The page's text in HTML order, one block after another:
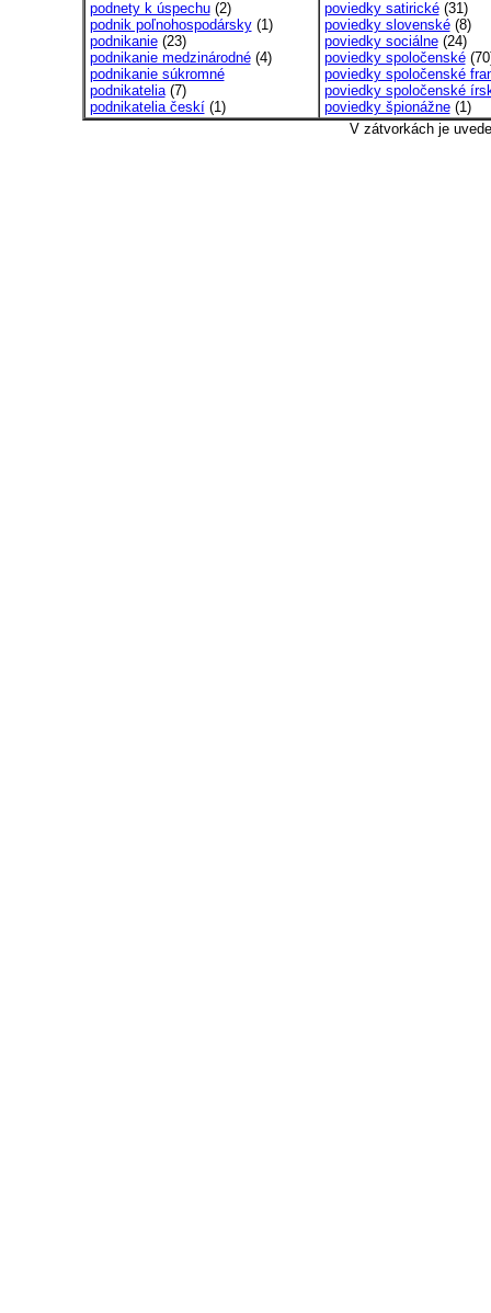
podnety k úspechu(2)
podnik poľnohospodársky(1)
podnikanie(23)
podnikanie medzinárodné(4)
podnikanie súkromné
podnikatelia(7)
podnikatelia českí(1)
poviedky satirické(31)
poviedky slovenské(8)
poviedky sociálne(24)
poviedky spoločenské
poviedky spoločenské
poviedky spoločenské
poviedky špionážne(1)
V zátvorkách je